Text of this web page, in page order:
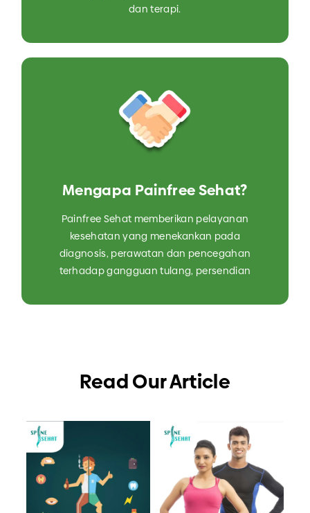
dan terapi.
Mengapa Painfree Sehat?
Painfree Sehat memberikan pelayanan
kesehatan yang menekankan pada
diagnosis, perawatan dan pencegahan
terhadap gangguan tulang, persendian
Read Our Article